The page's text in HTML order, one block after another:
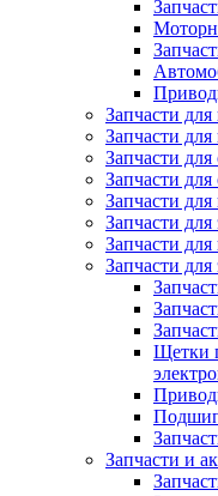
Запчасти
Запчасти для
Запчасти
Запчасти
Запчасти для
Запчасти
Запчасти
Запчасти для
Щетки
Запчасти и